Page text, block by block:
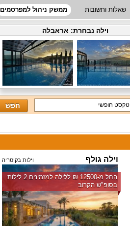
שאלות ותשובות ממשק ניהול למפרסמים
וילה נבחרת: אראבלה
וילה גולף וילות בקיסריה
החל מ-‏12500 ₪ ללילה למזמינים 2 לילות
בסופ"ש הקרוב